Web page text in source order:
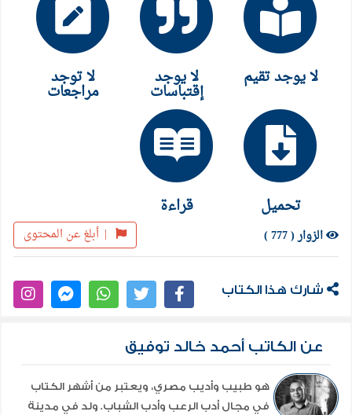
لا يوجد تقيم لا يوجد
إقتباسات
لا توجد
مراجعات
تحميل قراءة
| أبلغ عن المحتوى الزوار ( 777 )
شارك هذا الكتاب
عن الكاتب أحمد خالد توفيق
هو طبيب وأديب مصري، ويعتبر من أشهر الكتاب
في مجال أدب الرعب وأدب الشباب. ولد في مدينة